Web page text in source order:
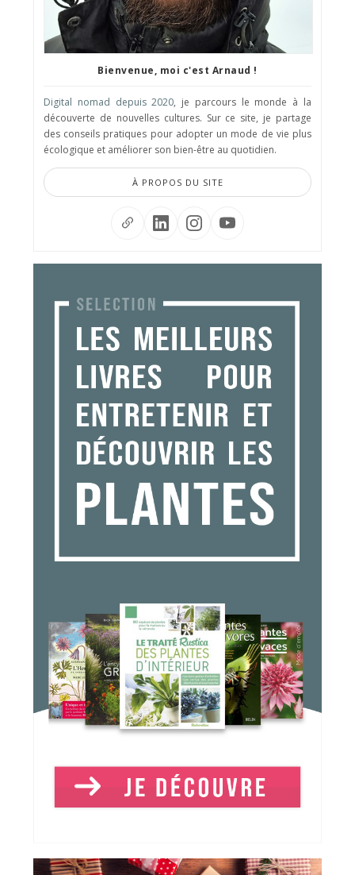
Bienvenue, moi c'est Arnaud !
Digital nomad depuis 2020, je parcours le monde à la
découverte de nouvelles cultures. Sur ce site, je partage
des conseils pratiques pour adopter un mode de vie plus
écologique et améliorer son bien-être au quotidien.
À PROPOS DU SITE